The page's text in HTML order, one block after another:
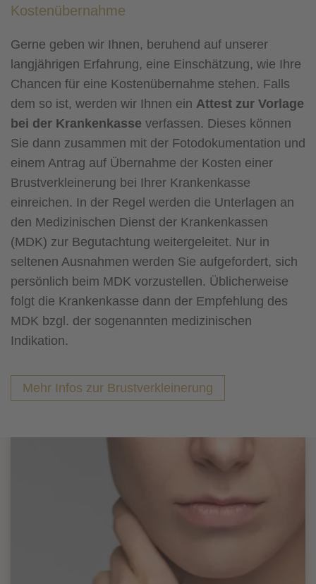
Kostenübernahme
Gerne geben wir Ihnen, beruhend auf unserer
langjährigen Erfahrung, eine Einschätzung, wie Ihre
Chancen für eine Kostenübernahme stehen. Falls
dem so ist, werden wir Ihnen ein Attest zur Vorlage
bei der Krankenkasse verfassen. Dieses können
Sie dann zusammen mit der Fotodokumentation und
einem Antrag auf Übernahme der Kosten einer
Brustverkleinerung bei Ihrer Krankenkasse
einreichen. In der Regel werden die Unterlagen an
den Medizinischen Dienst der Krankenkassen
(MDK) zur Begutachtung weitergeleitet. Nur in
seltenen Ausnahmen werden Sie aufgefordert, sich
persönlich beim MDK vorzustellen. Üblicherweise
folgt die Krankenkasse dann der Empfehlung des
MDK bzgl. der sogenannten medizinischen
Indikation.
Mehr Infos zur Brustverkleinerung